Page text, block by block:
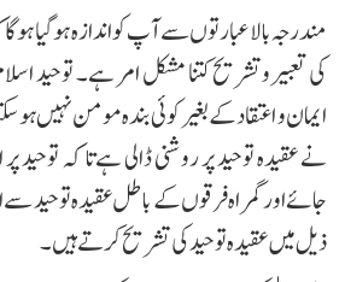
مندرجہ بالا عبارتوں سے آپ کو اندازہ ہو گیا
کی تعبیر وتشریح کتنا مشکل امر ہے۔ توحید
ایمان و اعتقاد کے بغیر کوئی بندہ مومن نہیں
نے عقیدہ توحید پر روشنی ڈالی ہےتا کہ توحید
جائے اور گمراہ فرقوں کے باطل عقیدہ توحید سے
ذیل میں عقیدہ توحید کی تشریح کرتے ہیں۔